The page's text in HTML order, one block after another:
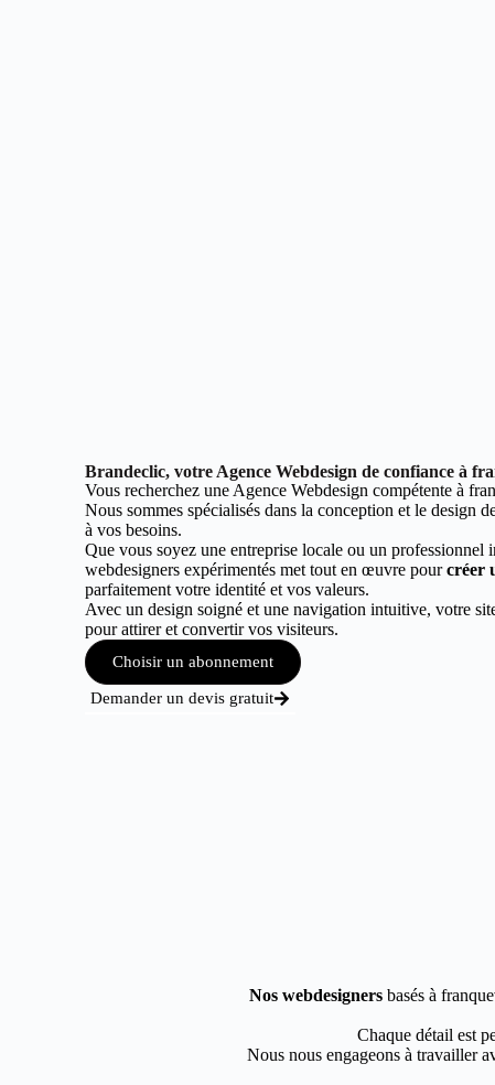
Brandeclic, votre Agence Webdesign de confiance à
Vous recherchez une Agence Webdesign compétente à
Nous sommes spécialisés dans la conception et le design
à vos besoins.
Que vous soyez une entreprise locale ou un professionnel
webdesigners expérimentés met tout en œuvre pourcréer
parfaitement votre identité et vos valeurs.
Avec un design soigné et une navigation intuitive, votre
pour attirer et convertir vos visiteurs.
Choisir un abonnement
Demander un devis gratuit
Nos webdesignersbasés à
Chaque détail est
Nous nous engageons à travailler